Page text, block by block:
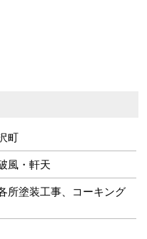
町
風・軒天
所塗装工事、コーキング